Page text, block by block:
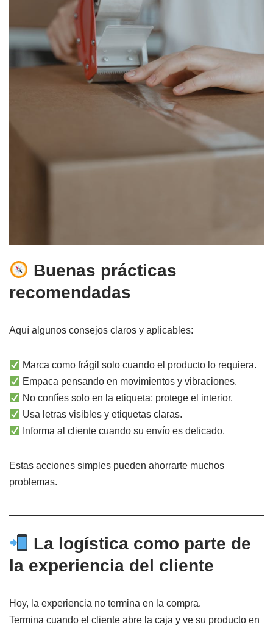
Buenas prácticas
recomendadas
Aquí algunos consejos claros y aplicables:
Marca como frágil solo cuando el producto lo requiera.
Empaca pensando en movimientos y vibraciones.
No confíes solo en la etiqueta; protege el interior.
Usa letras visibles y etiquetas claras.
Informa al cliente cuando su envío es delicado.
Estas acciones simples pueden ahorrarte muchos
problemas.
La logística como parte de
la experiencia del cliente
Hoy, la experiencia no termina en la compra.
Termina cuando el cliente abre la caja y ve su producto en